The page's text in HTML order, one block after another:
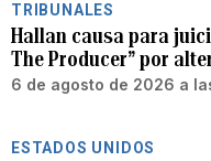
TRIBUNALES
Hallan causa para
The Producer” por
6 de agosto de 2026 a
ESTADOS UNIDOS